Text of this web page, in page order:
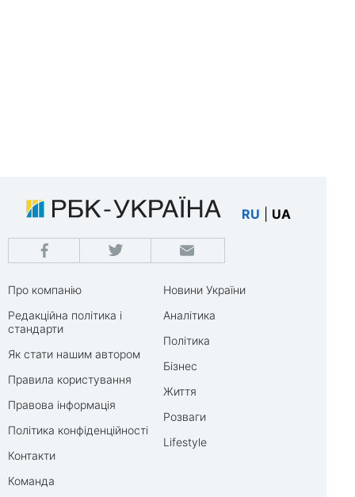
RU UA
Про компанію
Редакційна політика і
стандарти
Як стати нашим автором
Правила користування
Правова інформація
Політика конфіденційності
Контакти
Команда
Новини України
Аналітика
Політика
Бізнес
Життя
Розваги
Lifestyle